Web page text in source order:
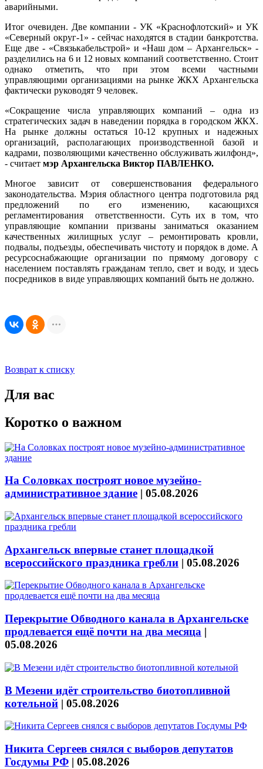
аварийными.
Итог очевиден. Две компании - УК «Краснофлотский» и УК
«Северный округ-1» - сейчас находятся в стадии банкротства.
Еще две - «Связькабельстрой» и «Наш дом – Архангельск» -
разделились на 6 и 12 новых компаний соответственно. Стоит
однако отметить, что при этом всеми частными
управляющими организациями на рынке ЖКХ Архангельска
фактически руководят 9 человек.
«Сокращение числа управляющих компаний – одна из
стратегических задач в наведении порядка в городском ЖКХ.
На рынке должны остаться 10-12 крупных и надежных
организаций, располагающих производственной базой и
кадрами, позволяющими качественно обслуживать жилфонд»,
- считает мэр Архангельска Виктор ПАВЛЕНКО.
Многое зависит от совершенствования федерального
законодательства. Мэрия областного центра подготовила ряд
предложений по его изменению, касающихся
регламентирования ответственности. Суть их в том, что
управляющие компании призваны заниматься оказанием
качественных жилищных услуг – ремонтировать кровли,
подвалы, подъезды, обеспечивать чистоту и порядок в доме. А
ресурсоснабжающие организации по прямому договору с
населением поставлять гражданам тепло, свет и воду, и здесь
посредников в виде управляющих компаний быть не должно.
Возврат к списку
Для вас
Коротко о важном
На Соловках построят новое музейно-
административное здание | 05.08.2026
Архангельск впервые станет площадкой
всероссийского праздника гребли | 05.08.2026
Перекрытие Обводного канала в Архангельске
продлевается ещё почти на два месяца |
05.08.2026
В Мезени идёт строительство биотопливной
котельной | 05.08.2026
Никита Сергеев снялся с выборов депутатов
Госдумы РФ | 05.08.2026